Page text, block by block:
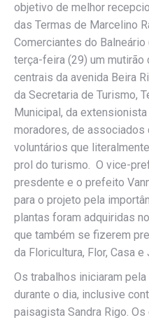
objetivo de melhor
das Termas de Marcelino
Comerciantes do Balneário
terça-feira (29) um
centrais da avenida Beira
da Secretaria de Turismo,
Municipal, da
moradores, de
voluntários que
prol do turismo. O vice-
presdente e o prefeito
para o projeto pela
plantas foram adquiridas
que também se fizerem
da Floricultura, Flor, Casa e
Os trabalhos iniciaram
durante o dia, inclusive
paisagista Sandra Rigo.